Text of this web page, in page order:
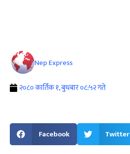
Nep Express
२०८० कार्तिक १, बुधबार ०८:५२ गते
Facebook Twitter